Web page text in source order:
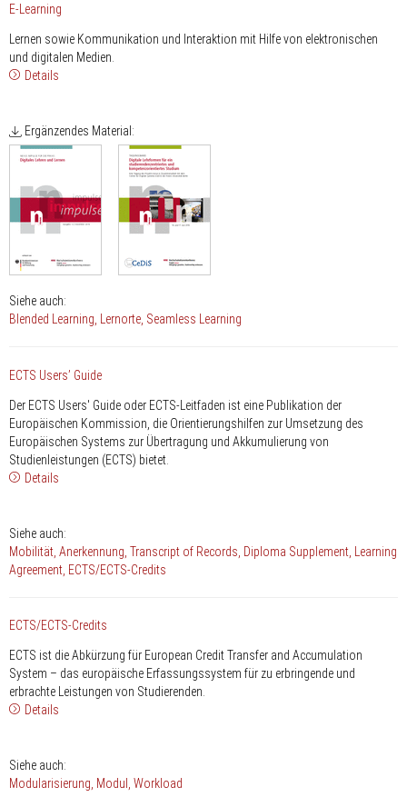
E-Learning
Lernen sowie Kommunikation und Interaktion mit Hilfe von elektronischen
und digitalen Medien.
Details
Ergänzendes Material:
Siehe auch:
Blended Learning
Lernorte Seamless Learning
ECTS Users’ Guide
Der ECTS Users' Guide oder ECTS-Leitfaden ist eine Publikation der
Europäischen Kommission, die Orientierungshilfen zur Umsetzung des
Europäischen Systems zur Übertragung und Akkumulierung von
Studienleistungen (ECTS) bietet.
Details
Siehe auch:
Mobilität Anerkennung Transcript of Records Diploma Supplement Learning
Agreement ECTS/ECTS-Credits
ECTS/ECTS-Credits
ECTS ist die Abkürzung für European Credit Transfer and Accumulation
System – das europäische Erfassungssystem für zu erbringende und
erbrachte Leistungen von Studierenden.
Details
Siehe auch:
Modularisierung Modul Workload